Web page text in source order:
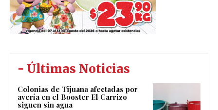
- Últimas Noticias
Colonias de Tijuana afectadas por
avería en el Booster El Carrizo
siguen sin agua